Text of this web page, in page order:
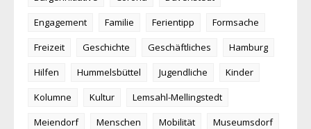
Engagement
Familie Ferientipp
Formsache
Freizeit
Geschichte Geschäftliches
Hamburg
Hilfen
Hummelsbüttel Jugendliche
Kinder
Kolumne
Kultur
Lemsahl-Mellingstedt
Meiendorf
Menschen Mobilität
Museumsdorf